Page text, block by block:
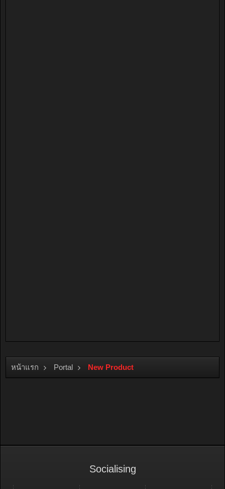
หน้าแรก Portal New Product
Socialising